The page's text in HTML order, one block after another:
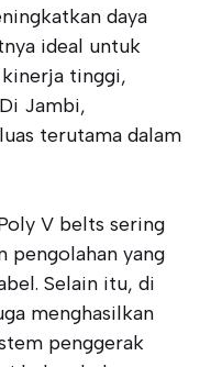
daya
ideal untuk
tinggi,
Jambi,
terutama dalam
V belts sering
pengolahan yang
Selain itu, di
menghasilkan
penggerak